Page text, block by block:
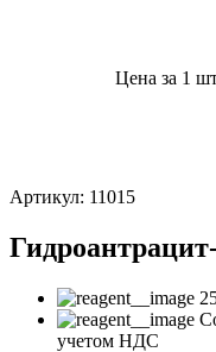
Цена за 1
Артикул: 11015
учетом НДС